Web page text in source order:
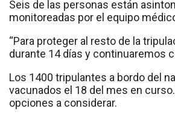
Seis de las personas están
monitoreadas por el equipo
“Para proteger al resto de la
durante 14 días y continuaremos
Los 1400 tripulantes a bordo del
vacunados el 18 del mes en
opciones a considerar.